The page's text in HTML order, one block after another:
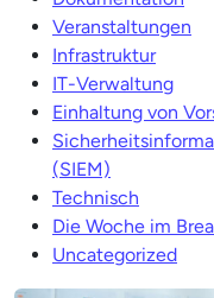
Veranstaltungen
Infrastruktur
IT-Verwaltung
Einhaltung von
(SIEM)
Technisch
Die Woche im
Uncategorized